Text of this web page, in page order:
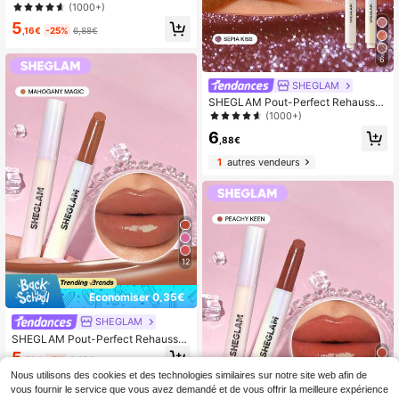
ur De LèVres Brillant-Walk On The
osméTique Maquillage Pour Femme
(1000+)
5 ,16€ -25% 6,88€
12
Économiser 0,35€
SHEGLAM
SHEGLAM Pout-Perfect Rehausse
ur De LèVres Brillant-Mahogany Ma
éTique Maquillage Pour Femmes Et
Filles
5,50€ -5% 5,85€
6
SHEGLAM
SHEGLAM Pout-Perfect Rehausse
ur De LèVres Scintillant-Sepia Kiss
que Maquillage Pour Femmes Et Fill
(1000+)
6 ,88€
1autres vendeurs
12
Nous utilisons des cookies et des technologies similaires sur notre site web afin de
vous fournir le service que vous avez demandé et de vous offrir la meilleure expérience